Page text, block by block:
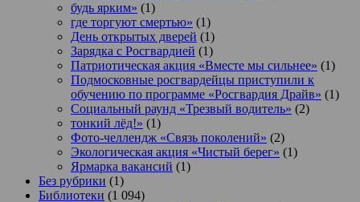
будь ярким» (1)
где торгуют смертью» (1)
День открытых дверей (1)
Зарядка с Росгвардией (1)
Патриотическая акция «Вместе мы сильнее» (1)
Подмосковные росгвардейцы приступили к
обучению по программе «Росгвардия Драйв» (1)
Социальный раунд «Трезвый водитель» (2)
тонкий лёд!» (1)
Фото-челлендж «Связь поколений» (2)
Экологическая акция «Чистый берег» (1)
Ярмарка вакансий (1)
Без рубрики (1)
Библиотеки (1 094)